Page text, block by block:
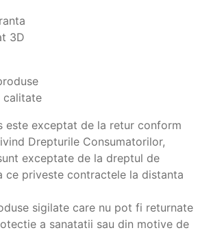
3D
calitate
este exceptat de la retur conform
Drepturile Consumatorilor,
exceptate de la dreptul de
ce priveste contractele la distanta
sigilate care nu pot fi returnate
a sanatatii sau din motive de